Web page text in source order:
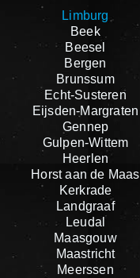
Limburg
Beek
Beesel
Bergen
Brunssum
Echt-Susteren
Eijsden-Margraten
Gennep
Gulpen-Wittem
Heerlen
Horst aan de Maas
Kerkrade
Landgraaf
Leudal
Maasgouw
Maastricht
Meerssen